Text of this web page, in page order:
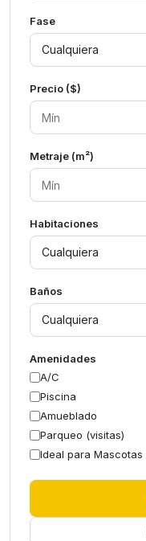
Fase
Cualquiera
Precio ($)
Metraje (m²)
Habitaciones
Cualquiera
Baños
Cualquiera
Amenidades
A/C
Piscina
Amueblado
Parqueo (visitas)
Ideal para Mascotas